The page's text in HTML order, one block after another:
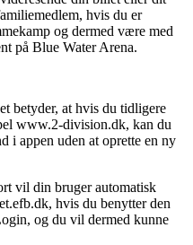
hvis du er
og dermed være med
på Blue Water Arena.
betyder, at hvis du tidligere
www.2-division.dk, kan du
i appen uden at oprette en ny
vil din bruger automatisk
hvis du benytter den
og du vil dermed kunne